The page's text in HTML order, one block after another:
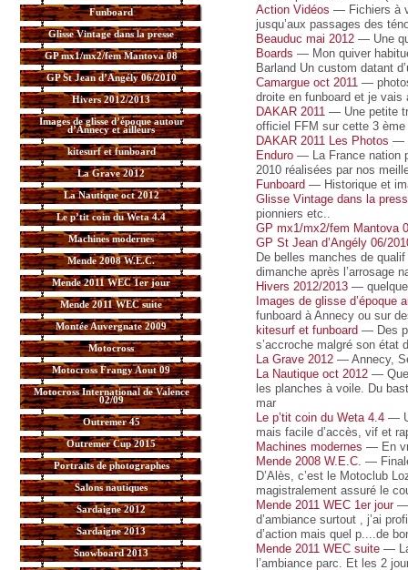
Funboard
Glisse Vintage dans la presse
GP mx1/mx2/fem Mantova 08
GP St Jean d’Angély 06/2010
Hivers 2012/2013
Images de glisse d’époque autour
d’Annecy et ailleurs
kitesurf et funboard
La Grave 2012
La Nautique oct 2012
Le p’tit coin du Weta 4.4
Machines modernes
Mende 2008 W.E.C.
Mende 2011 WEC 1er jour
Mende 2011 WEC suite
Montée Auvergnate 2009
Motocross
Motocross Frangy Aout 09
Motocross International de Valence
02/09
Outremer 45
Outremer Cup 2015
Portraits de photographes
Salons nautiques
Sardaigne 2012
Sardaigne 2013
Snowboard 2013
Action Vidéos — Fichiers à
jusqu’aux passages des
Beauduc mai 2012 — Une
Boards — Mon quiver
Barland Un custom datant
Camargue oct 2011 —
droite en funboard et je vais
DAKAR 2011 — Une petite
officiel FFM sur cette 3
DAKAR 2011 Les Photos —
Enduro — La France nation
2010 réalisées par nos
Funboard — Historique et
Glisse Vintage dans la
pionniers etc..
GP mx1/mx2/fem Mantova
GP St Jean d’Angély 06/
De belles manches de
dimanche après l’arrosage
Hivers 2012/2013 —
Images de glisse d’époque
funboard à Annecy ou sur
kitesurf et funboard — Des
s’accroche malgré son état
La Grave 2012 — Annecy,
La Nautique oct 2012 —
les planches à voile. Du
mar
Le p’tit coin du Weta 4.4 —
mais facile d’accès, vif et
Machines modernes — En
Mende 2008 W.E.C. —
D’Alès, c’est le Motoclub
magistralement assuré le
Mende 2011 WEC 1er jour—
d’ambiance surtout , j’ai
d’action mais quel p....de
Mende 2011 WEC suite —
l’ambiance parc. Et les 2